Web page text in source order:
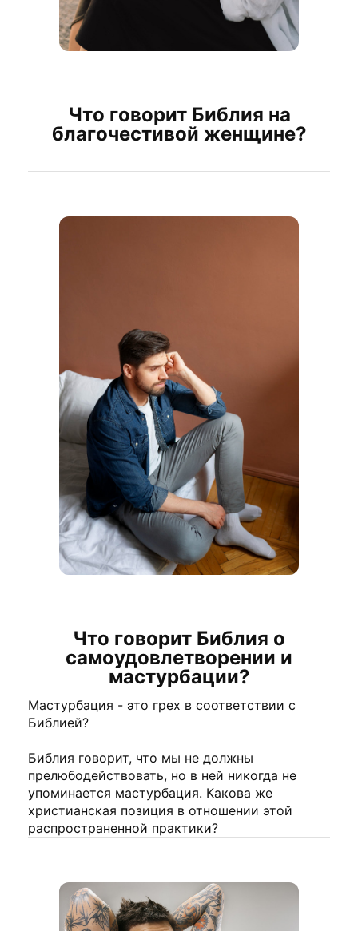
Что говорит Библия на
благочестивой женщине?
Что говорит Библия о
самоудовлетворении и
мастурбации?
Мастурбация - это грех в соответствии с
Библией?
Библия говорит, что мы не должны
прелюбодействовать, но в ней никогда не
упоминается мастурбация. Какова же
христианская позиция в отношении этой
распространенной практики?